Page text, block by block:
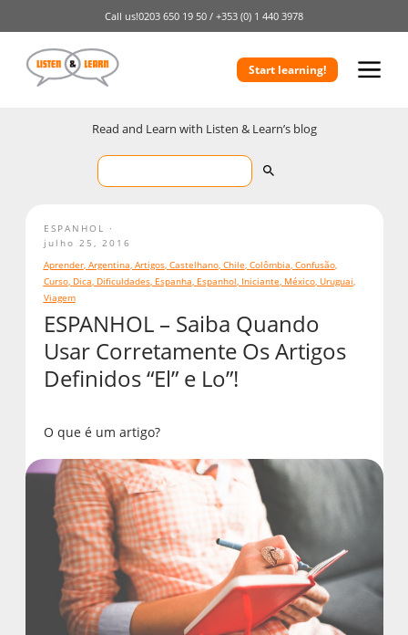
Call us!0203 650 19 50 / +353 (0) 1 440 3978
Start learning!
Read and Learn with Listen & Learn’s blog
ESPANHOL – Saiba Quando
Usar Corretamente Os Artigos
Definidos “El” e Lo”!
O que é um artigo?
ESPANHOL
julho 25, 2016
Aprender, Argentina, Artigos, Castelhano, Chile, Colômbia, Confusão,
Curso, Dica, Dificuldades, Espanha, Espanhol, Iniciante, México, Uruguai,
Viagem